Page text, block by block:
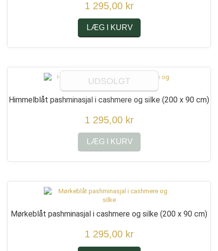
1 295,00 kr
LÆG I KURV
UDSOLGT
Himmelblåt pashminasjal i cashmere og silke (200 x 90 cm)
1 295,00 kr
LÆG I KURV
Mørkeblåt pashminasjal i cashmere og silke (200 x 90 cm)
1 295,00 kr